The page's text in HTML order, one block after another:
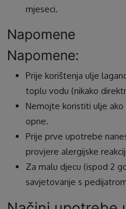
mjeseci.
Napomene
Napomene:
Prije korištenja ulje
toplu vodu (nikako
Nemojte koristiti ulje
opne.
Prije prve upotrebe
provjere alergijske
Za malu djecu (ispod 2
savjetovanje s